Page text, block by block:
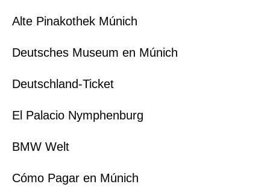
Alte Pinakothek Múnich
Deutsches Museum en Múnich
Deutschland-Ticket
El Palacio Nymphenburg
BMW Welt
Cómo Pagar en Múnich